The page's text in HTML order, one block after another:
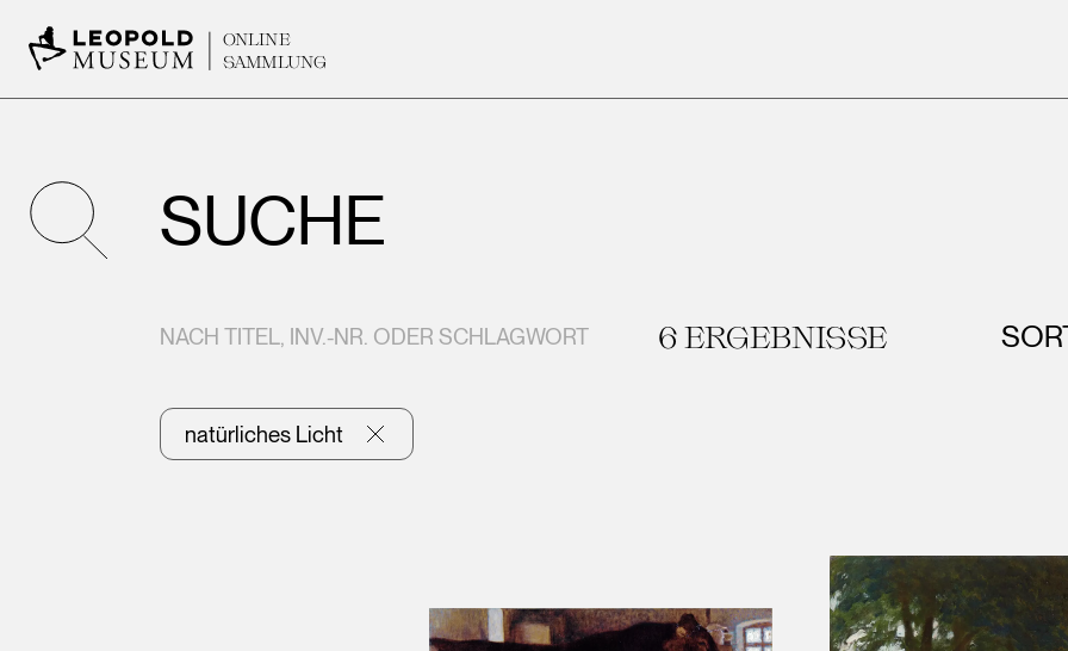
ONLINE
SAMMLUNG
NACH TITEL, INV.-NR. ODER SCHLAGWORT 6 ERGEBNISSE
natürliches Licht